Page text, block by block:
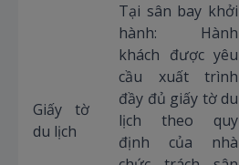
Giấy tờ
du lịch
Tại sân bay khởi
hành: Hành
khách được yêu
cầu xuất trình
đầy đủ giấy tờ du
lịch theo quy
định của nhà